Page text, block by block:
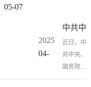
05-07
2025
04-
中共中
央 国
务院印
发《加
近日，中
共中央、
国务院印
发了《加